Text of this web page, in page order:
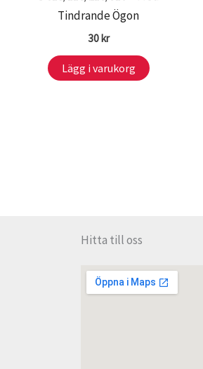
Tindrande Ögon
30kr
Lägg i varukorg
Hitta till oss